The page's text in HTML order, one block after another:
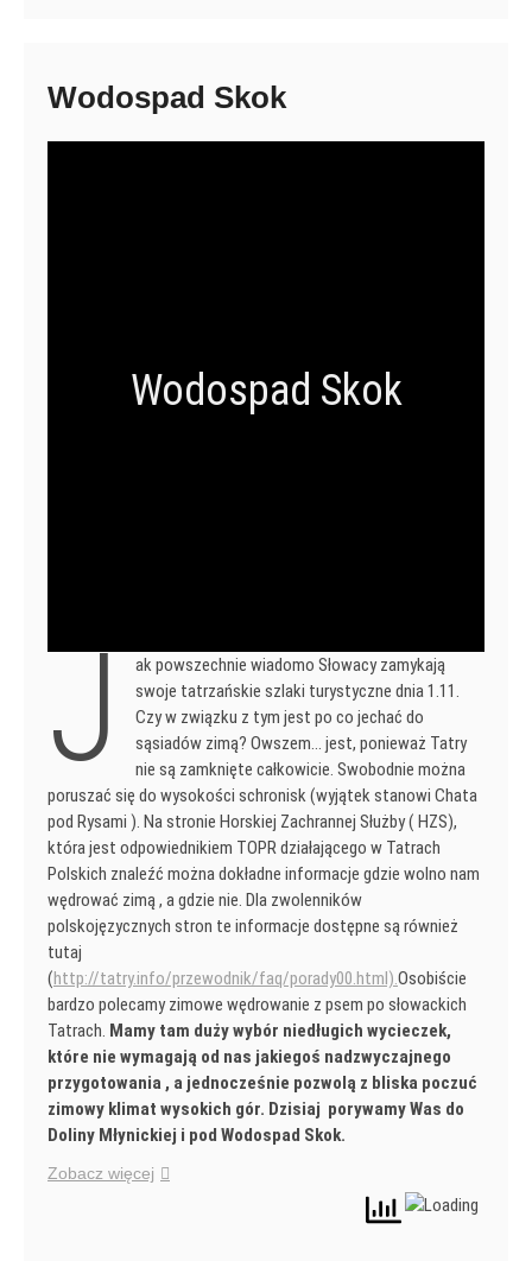
Wodospad Skok
Wodospad Skok
J
ak powszechnie wiadomo Słowacy zamykają
swoje tatrzańskie szlaki turystyczne dnia 1.11.
Czy w związku z tym jest po co jechać do
sąsiadów zimą? Owszem… jest, ponieważ Tatry
nie są zamknięte całkowicie. Swobodnie można
poruszać się do wysokości schronisk (wyjątek stanowi Chata
pod Rysami ). Na stronie Horskiej Zachrannej Służby ( HZS),
która jest odpowiednikiem TOPR działającego w Tatrach
Polskich znaleźć można dokładne informacje gdzie wolno nam
wędrować zimą , a gdzie nie. Dla zwolenników
polskojęzycznych stron te informacje dostępne są również
tutaj
(http://tatry.info/przewodnik/faq/porady00.html).Osobiście
bardzo polecamy zimowe wędrowanie z psem po słowackich
Tatrach. Mamy tam duży wybór niedługich wycieczek,
które nie wymagają od nas jakiegoś nadzwyczajnego
przygotowania , a jednocześnie pozwolą z bliska poczuć
zimowy klimat wysokich gór. Dzisiaj porywamy Was do
Doliny Młynickiej i pod Wodospad Skok.
Zobacz więcej